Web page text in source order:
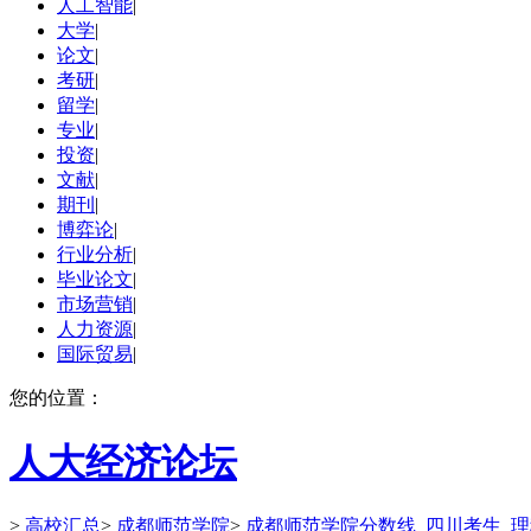
人工智能|
大学|
论文|
考研|
留学|
专业|
投资|
文献|
期刊 |
博弈论|
行业分析|
毕业论文|
市场营销|
人力资源|
国际贸易|
您的位置：
人大经济论坛
> 高校汇总> 成都师范学院> 成都师范学院分数线_四川考生_